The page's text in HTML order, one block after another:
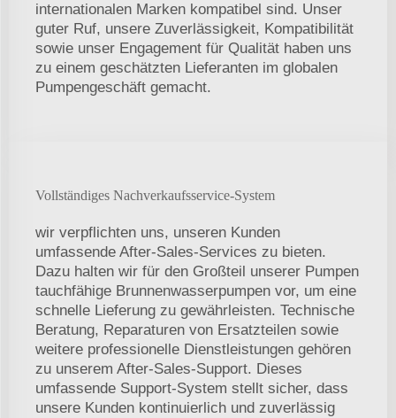
internationalen Marken kompatibel sind. Unser
guter Ruf, unsere Zuverlässigkeit, Kompatibilität
sowie unser Engagement für Qualität haben uns
zu einem geschätzten Lieferanten im globalen
Pumpengeschäft gemacht.
Vollständiges Nachverkaufsservice-System
wir verpflichten uns, unseren Kunden
umfassende After-Sales-Services zu bieten.
Dazu halten wir für den Großteil unserer Pumpen
tauchfähige Brunnenwasserpumpen vor, um eine
schnelle Lieferung zu gewährleisten. Technische
Beratung, Reparaturen von Ersatzteilen sowie
weitere professionelle Dienstleistungen gehören
zu unserem After-Sales-Support. Dieses
umfassende Support-System stellt sicher, dass
unsere Kunden kontinuierlich und zuverlässig